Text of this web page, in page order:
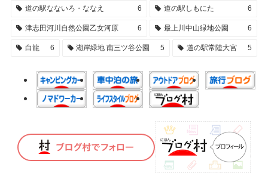
道の駅なないろ・ななえ 6 道の駅しもにた 6
津志田河川自然公園乙女河原 6 最上川中山緑地公園 6
白龍 6 湖岸緑地 南三ツ谷公園 5 道の駅常陸大宮 5